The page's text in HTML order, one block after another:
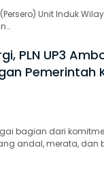
(Persero) Unit Induk
PLN UP3
Pemerintah
bagian dari
andal, merata, dan